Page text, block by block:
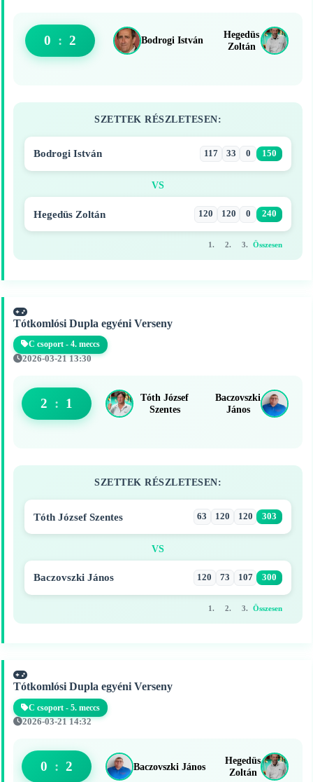
Bodrogi István
0 : 2
Hegedüs
Zoltán
SZETTEK RÉSZLETESEN:
Bodrogi István 117 33 0 150
VS
Hegedüs Zoltán 120 120 0 240
1. 2. 3. Összesen
Tótkomlósi Dupla egyéni Verseny
C csoport - 4. meccs
2026-03-21 13:30
Tóth József
Szentes
2 : 1
Baczovszki
János
SZETTEK RÉSZLETESEN:
Tóth József Szentes 63 120 120 303
VS
Baczovszki János 120 73 107 300
1. 2. 3. Összesen
Tótkomlósi Dupla egyéni Verseny
C csoport - 5. meccs
2026-03-21 14:32
Baczovszki János
0 : 2
Hegedüs
Zoltán